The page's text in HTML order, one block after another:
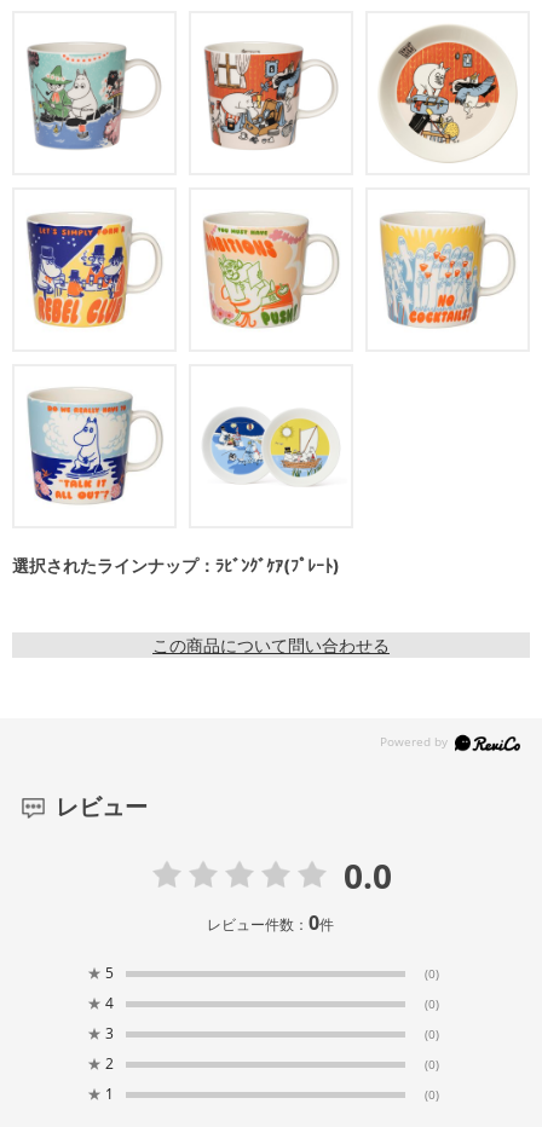
選択されたラインナップ：ﾗﾋﾞﾝｸﾞｹｱ(ﾌﾟﾚｰﾄ)
この商品について問い合わせる
レビュー
0.0
レビュー件数：0件
★ 5 (0)
★ 4 (0)
★ 3 (0)
★ 2 (0)
★ 1 (0)